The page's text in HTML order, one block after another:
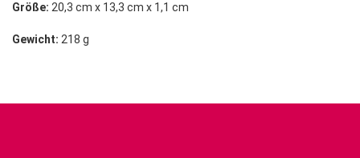
Größe: 20,3 cm x 13,3 cm x 1,1 cm
Gewicht: 218 g